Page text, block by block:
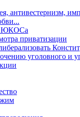
антивестернизм,
ЮКОСа
приватизации
уголовного и